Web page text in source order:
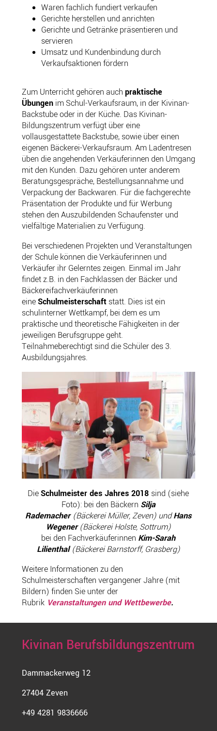
Waren fachlich fundiert verkaufen
Gerichte herstellen und anrichten
Gerichte und Getränke präsentieren und
servieren
Umsatz und Kundenbindung durch
Verkaufsaktionen fördern
Zum Unterricht gehören auch praktische
Übungenim Schul-Verkaufsraum, in der Kivinan-
Backstube oder in der Küche. Das Kivinan-
Bildungszentrum verfügt über eine
vollausgestattete Backstube, sowie über einen
eigenen Bäckerei-Verkaufsraum. Am Ladentresen
üben die angehenden Verkäuferinnen den Umgang
mit den Kunden. Dazu gehören unter anderem
Beratungsgespräche, Bestellungsannahme und
Verpackung der Backwaren. Für die fachgerechte
Präsentation der Produkte und für Werbung
stehen den Auszubildenden Schaufenster und
vielfältige Materialien zu Verfügung.
Bei verschiedenen Projekten und Veranstaltungen
der Schule können die Verkäuferinnen und
Verkäufer ihr Gelerntes zeigen. Einmal im Jahr
findet z.B. in den Fachklassen der Bäcker und
Bäckereifachverkäuferinnen
eineSchulmeisterschaftstatt. Dies ist ein
schulinterner Wettkampf, bei dem es um
praktische und theoretische Fähigkeiten in der
jeweiligen Berufsgruppe geht.
Teilnahmeberechtigt sind die Schüler des 3.
Ausbildungsjahres.
DieSchulmeister des Jahres 2018 sind (siehe
Foto): bei den Bäckern Silja
Rademacher (Bäckerei Müller, Zeven) undHans
Wegener(Bäckerei Holste, Sottrum)
bei den Fachverkäuferinnen Kim-Sarah
Lilienthal(Bäckerei Barnstorff, Grasberg)
Weitere Informationen zu den
Schulmeisterschaften vergangener Jahre (mit
Bildern) finden Sie unter der
Rubrik Veranstaltungen und Wettbewerbe.
Kivinan Berufsbildungszentrum
Dammackerweg 12
27404 Zeven
+49 4281 9836666